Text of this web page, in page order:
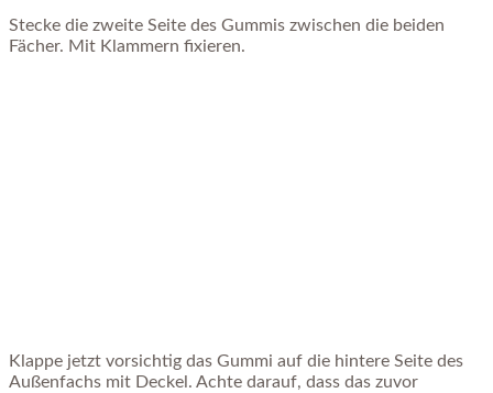
Stecke die zweite Seite des Gummis zwischen die beiden
Fächer. Mit Klammern fixieren.
Klappe jetzt vorsichtig das Gummi auf die hintere Seite des
Außenfachs mit Deckel. Achte darauf, dass das zuvor